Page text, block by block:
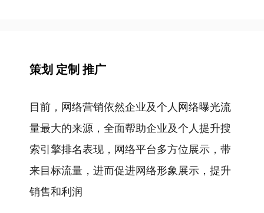
策划 定制 推广
目前，网络营销依然企业及个人网络曝光流
量最大的来源，全面帮助企业及个人提升搜
索引擎排名表现，网络平台多方位展示，带
来目标流量，进而促进网络形象展示，提升
销售和利润